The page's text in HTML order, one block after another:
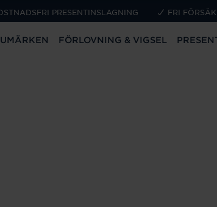
PRESENTINSLAGNING FRI
FÖRLOVNING & VIGSEL